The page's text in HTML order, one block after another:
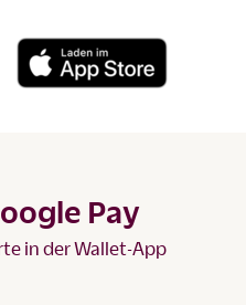
Pay
in der Wallet-App